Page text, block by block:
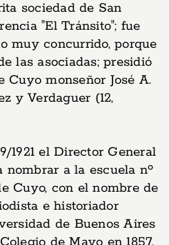
sociedad de San
"El Tránsito"; fue
muy concurrido, porque
las asociadas; presidió
monseñor José A.
y Verdaguer (12,
1921 el Director General
nombrar a la escuela nº
Cuyo, con el nombre de
e historiador
de Buenos Aires